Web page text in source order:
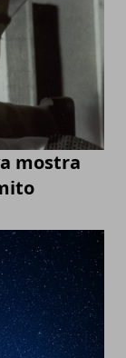
mostra